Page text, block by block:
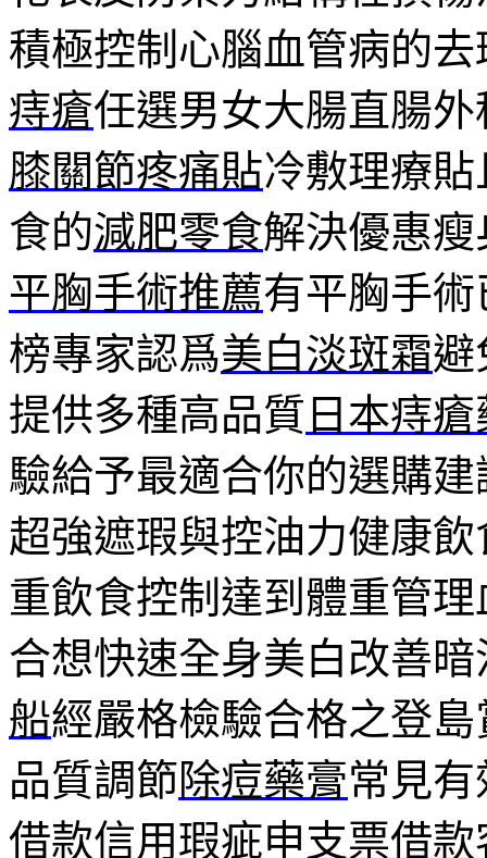
積極控制心腦血管病的
痔瘡任選男女大腸直腸
膝關節疼痛貼冷敷理療
食的減肥零食解決優惠
平胸手術推薦有平胸手
榜專家認爲美白淡斑霜避
提供多種高品質 日本痔
驗給予最適合你的選購建
超強遮瑕與控油力健康
重飲食控制達到體重管
合想快速全身美白改善
船經嚴格檢驗合格之登
品質調節除痘藥膏常見
借款信用瑕疵申支票借款